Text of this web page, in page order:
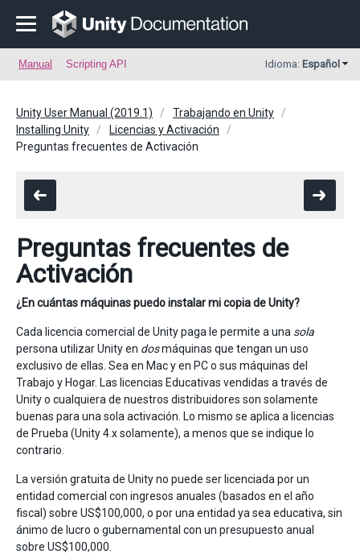
Manual Scripting API Idioma: Español
Unity User Manual (2019.1)
Trabajando en Unity
Installing Unity
Licencias y Activación
Preguntas frecuentes de Activación
Preguntas frecuentes de
Activación
¿En cuántas máquinas puedo instalar mi copia de Unity?
Cada licencia comercial de Unity paga le permite a una sola
persona utilizar Unity en dosmáquinas que tengan un uso
exclusivo de ellas. Sea en Mac y en PC o sus máquinas del
Trabajo y Hogar. Las licencias Educativas vendidas a través de
Unity o cualquiera de nuestros distribuidores son solamente
buenas para una sola activación. Lo mismo se aplica a licencias
de Prueba (Unity 4.x solamente), a menos que se indique lo
contrario.
La versión gratuita de Unity no puede ser licenciada por un
entidad comercial con ingresos anuales (basados en el año
fiscal) sobre US$100,000, o por una entidad ya sea educativa, sin
ánimo de lucro o gubernamental con un presupuesto anual
sobre US$100,000.